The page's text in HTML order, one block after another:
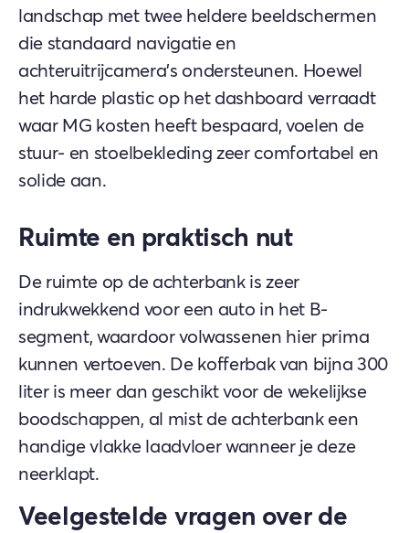
landschap met twee heldere beeldschermen
die standaard navigatie en
achteruitrijcamera's ondersteunen. Hoewel
het harde plastic op het dashboard verraadt
waar MG kosten heeft bespaard, voelen de
stuur- en stoelbekleding zeer comfortabel en
solide aan.
Ruimte en praktisch nut
De ruimte op de achterbank is zeer
indrukwekkend voor een auto in het B-
segment, waardoor volwassenen hier prima
kunnen vertoeven. De kofferbak van bijna 300
liter is meer dan geschikt voor de wekelijkse
boodschappen, al mist de achterbank een
handige vlakke laadvloer wanneer je deze
neerklapt.
Veelgestelde vragen over de